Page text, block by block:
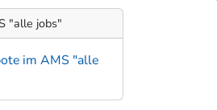
"alle jobs"
im AMS "alle